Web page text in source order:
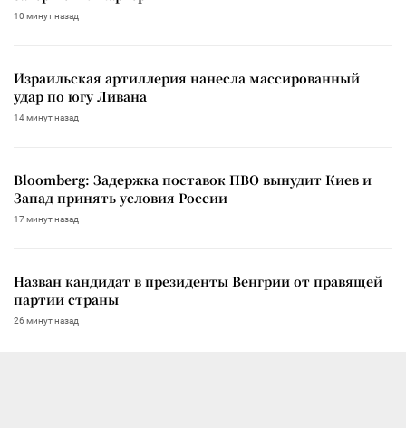
10 минут назад
Израильская артиллерия нанесла массированный
удар по югу Ливана
14 минут назад
Bloomberg: Задержка поставок ПВО вынудит Киев и
Запад принять условия России
17 минут назад
Назван кандидат в президенты Венгрии от правящей
партии страны
26 минут назад